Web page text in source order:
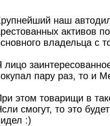
наш
активов
владельца с
лицо
пару раз, то и
этом товарищи в
смогут, то это
:)